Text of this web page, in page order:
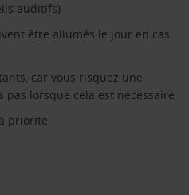
auditifs)
être allumés le jour en cas
car vous risquez une
pas lorsque cela est nécessaire
priorité